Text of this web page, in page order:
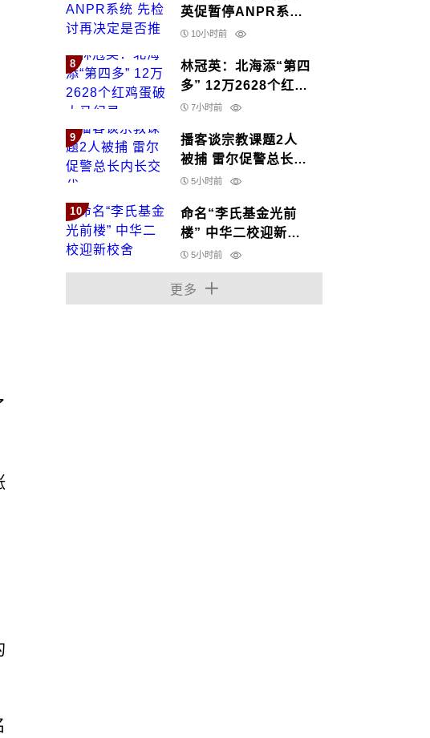
英促暂停ANPR系统
先检讨再决定是否推
10小时前
8
林冠英：北海添“第四
多” 12万2628个红鸡
蛋破大马纪录
7小时前
9
播客谈宗教课题2人
被捕 雷尔促警总长内
长交代
5小时前
10
命名“李氏基金光前
楼” 中华二校迎新校
舍5小时前
更多